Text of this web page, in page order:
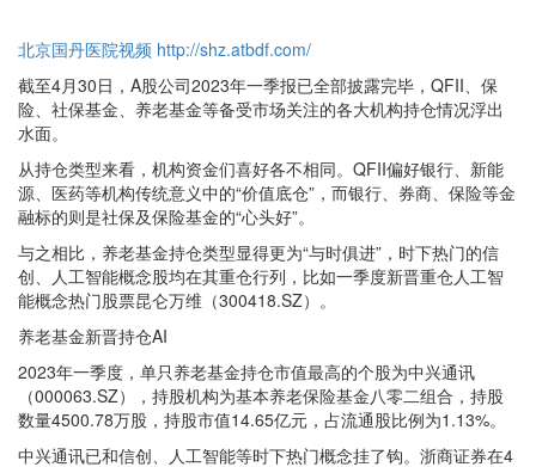
北京国丹医院视频 http://shz.atbdf.com/
截至4月30日，A股公司2023年一季报已全部披露完毕，QFII、保
险、社保基金、养老基金等备受市场关注的各大机构持仓情况浮出
水面。
从持仓类型来看，机构资金们喜好各不相同。QFII偏好银行、新能
源、医药等机构传统意义中的“价值底仓”，而银行、券商、保险等金
融标的则是社保及保险基金的“心头好”。
与之相比，养老基金持仓类型显得更为“与时俱进”，时下热门的信
创、人工智能概念股均在其重仓行列，比如一季度新晋重仓人工智
能概念热门股票昆仑万维（300418.SZ）。
养老基金新晋持仓AI
2023年一季度，单只养老基金持仓市值最高的个股为中兴通讯
（000063.SZ），持股机构为基本养老保险基金八零二组合，持股
数量4500.78万股，持股市值14.65亿元，占流通股比例为1.13%。
中兴通讯已和信创、人工智能等时下热门概念挂了钩。浙商证券在4